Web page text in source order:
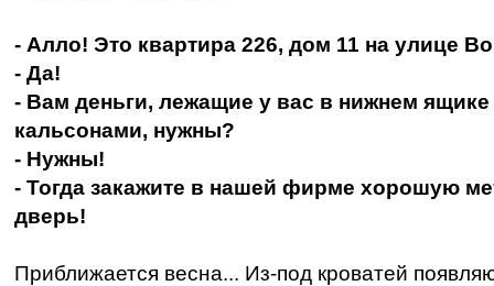
- Алло! Это квартира 226, дом 11 на улице
- Да!
- Вам деньги, лежащие у вас в нижнем
кальсонами, нужны?
- Нужны!
- Тогда закажите в нашей фирме хорошую
дверь!
Приближается весна... Из-под кроватей